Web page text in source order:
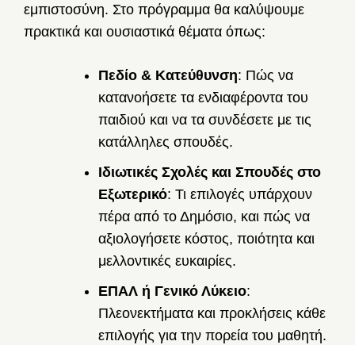
εμπιστοσύνη. Στο πρόγραμμα θα καλύψουμε
πρακτικά και ουσιαστικά θέματα όπως:
Πεδίο & Κατεύθυνση: Πώς να
κατανοήσετε τα ενδιαφέροντα του
παιδιού και να τα συνδέσετε με τις
κατάλληλες σπουδές.
Ιδιωτικές Σχολές και Σπουδές στο
Εξωτερικό: Τι επιλογές υπάρχουν
πέρα από το Δημόσιο, και πώς να
αξιολογήσετε κόστος, ποιότητα και
μελλοντικές ευκαιρίες.
ΕΠΑΛ ή Γενικό Λύκειο:
Πλεονεκτήματα και προκλήσεις κάθε
επιλογής για την πορεία του μαθητή.